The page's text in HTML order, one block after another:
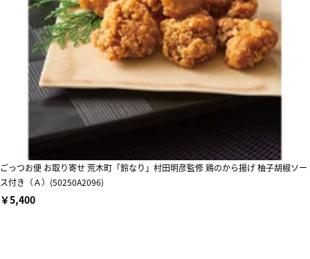
ごっつお便 お取り寄せ 荒木町「鈴なり」村田明彦監修 鶏のから揚げ 柚子胡椒ソー
ス付き（Ａ）(50250A2096)
￥5,400